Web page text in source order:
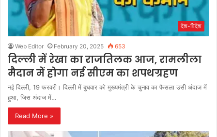
देश-विदेश
Web Editor February 20, 2025 653
दिल्ली में रेखा का राजतिलक आज, रामलीला
मैदान में होगा नई सीएम का शपथग्रहण
नई दिल्ली, 19 फरवरी। दिल्ली में बुधवार को मुख्यमंत्री के चुनाव का फैसला उसी अंदाज में
हुआ, जिस अंदाज में…
Read More »